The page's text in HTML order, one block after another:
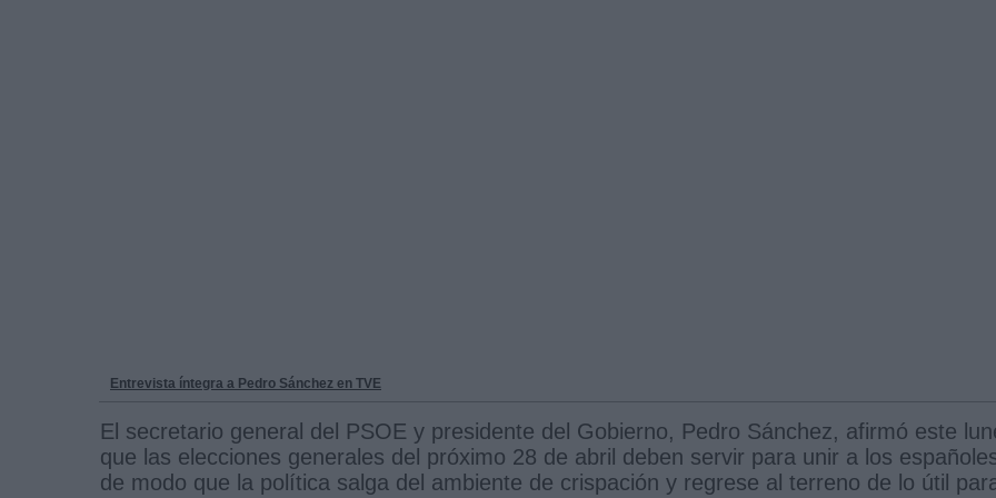
Entrevista íntegra a Pedro Sánchez en TVE
El secretario general del PSOE y presidente del Gobierno, Pedro Sánchez, afirmó este
que las elecciones generales del próximo 28 de abril deben servir para unir a los
de modo que la política salga del ambiente de crispación y regrese al terreno de lo útil